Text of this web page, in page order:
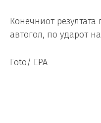
Конечниот
автогол, по ударот
Foto/ EPA